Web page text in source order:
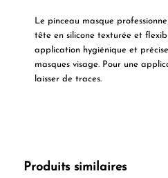
Le pinceau masque
tête en silicone texturée et
application hygiénique et
masques visage. Pour une
laisser de traces.
Produits similaires